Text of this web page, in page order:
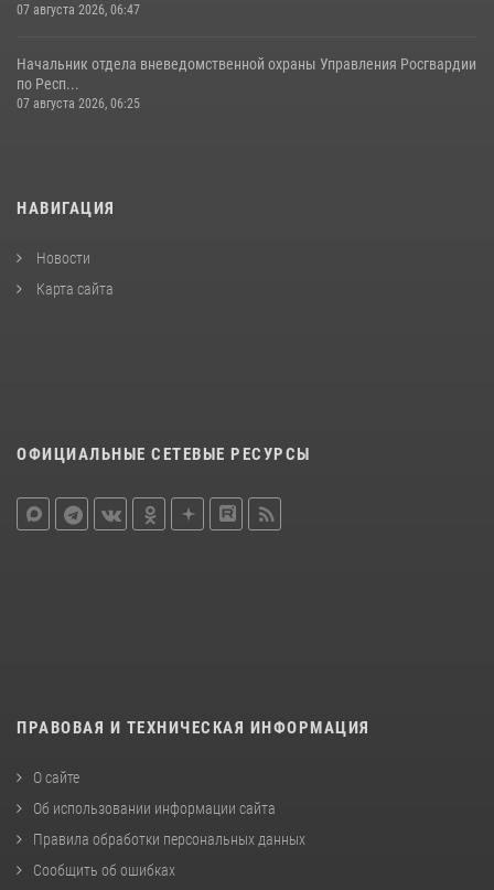
07 августа 2026, 06:47
Начальник отдела вневедомственной охраны Управления Росгвардии
по Респ...
07 августа 2026, 06:25
НАВИГАЦИЯ
Новости
Карта сайта
ОФИЦИАЛЬНЫЕ СЕТЕВЫЕ РЕСУРСЫ
ПРАВОВАЯ И ТЕХНИЧЕСКАЯ ИНФОРМАЦИЯ
О сайте
Об использовании информации сайта
Правила обработки персональных данных
Сообщить об ошибках